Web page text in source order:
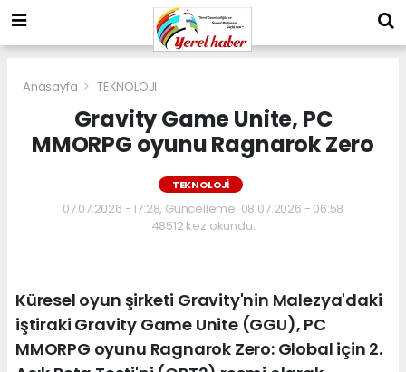
Anasayfa TEKNOLOJİ
Gravity Game Unite, PC
MMORPG oyunu Ragnarok Zero
TEKNOLOJİ
07.07.2026 - 17:28, Güncelleme: 08.07.2026 - 06:58
48512 kez okundu.
Küresel oyun şirketi Gravity'nin Malezya'daki
iştiraki Gravity Game Unite (GGU), PC
MMORPG oyunu Ragnarok Zero: Global için 2.